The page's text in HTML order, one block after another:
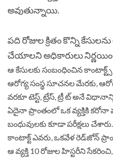
అవుతున్నాయి.
పది రోజుల క్రితం కొన్ని కేసులను
చేయాలని అధికారులు
ఆ కేసులకు సంబంధించిన
ఆరోగ్య సంస్థ‌ సూచనల మేరకు,
వరకూ టెస్ట్‌, ట్రేస్‌, ట్రీ ట్‌ అనే
ఏదైనా ప్రాంతంలో ఒక వ్యక్తికి కరోనా
బంధువులకు కూడా పరీక్షలు
కాంటాక్ట్‌ ఎవరు, ఒకవేళ రెడ్‌జోన్‌
ఆ వ్యక్తి 10 రోజుల హిస్టరీని